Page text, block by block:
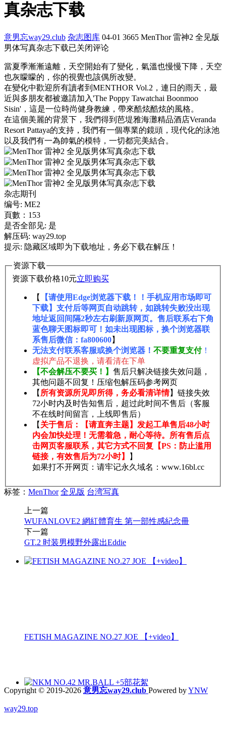
真杂志下载
意男忘way29.club 杂志图库 04-01 3665 MenThor 雷神2 全见版
男体写真杂志下载已关闭评论
當夏季漸漸遠離，天空開始有了變化，氣溫也慢慢下降，天空
也灰矇矇的，你的視覺也該偶所改變。
在變化中歡迎所有讀者到MENTHOR Vol.2，連日的雨天，最
近與多朋友都被邀請加入'The Poppy Tawatchai Boonmoo
Sisin'，這是一位時尚健身教練，帶來酷炫酷炫的風格。
在這個美麗的背景下，我們得到芭堤雅海灘精品酒店Veranda
Resort Pattaya的支持，我們有一個專業的鏡頭，現代化的泳池
以及我們有一為帥氣的模特，一切都完美結合。
杂志期刊
编号: ME2
頁數：153
是否全部见: 是
解压码: way29.top
提示: 隐藏区域即为下载地址，务必下载在解压！
资源下载
资源下载价格10元立即购买
【
【请使用Edge浏览器下载！！手机应用市场即可
下载】支付后等网页自动跳转，如跳转失败没出现
地址返回间隔2秒左右刷新原网页。售后联系右下角
蓝色聊天图标即可！如未出现图标，换个浏览器联
系售后微信：fa800600】
无法支付联系客服或换个浏览器！ 不要重复支付！
虚拟产品不退换，请看清在下单
【不会解压不要买！】 售后只解决链接失效问题，
其他问题不回复！压缩包解压码参考网页
【 所有资源所见即所得，务必看清详情】链接失效
72小时内及时告知售后，超过此时间不售后（客服
不在线时间留言，上线即售后）
【 关于售后：【请直奔主题】发起工单售后48小时
内会加快处理！无需着急，耐心等待。所有售后点
击网页客服联系，其它方式不回复【PS：防止滥用
链接，有效售后为72小时】
】
如果打不开网页：请牢记永久域名：www.16bl.cc
标签： MenThor 全见版 台湾写真
上一篇
WUFANLOVE2 網紅體育生 第一部性感紀念冊
下一篇
GT.2 时装男模野外露出Eddie
FETISH MAGAZINE NO.27 JOE 【+video】
Copyright © 2019-2026 意男忘way29.club Powered byYNW
way29.top